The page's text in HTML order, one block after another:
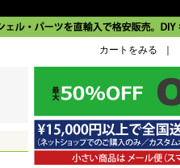
カートをみる